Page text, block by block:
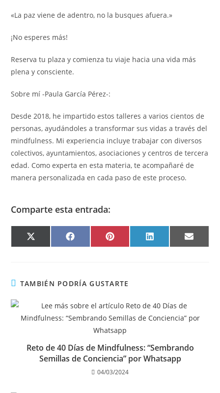
«La paz viene de adentro, no la busques afuera.»
¡No esperes más!
Reserva tu plaza y comienza tu viaje hacia una vida más
plena y consciente.
Sobre mí -Paula García Pérez-:
Desde 2018, he impartido estos talleres a varios cientos de
personas, ayudándoles a transformar sus vidas a través del
mindfulness. Mi experiencia incluye trabajar con diversos
colectivos, ayuntamientos, asociaciones y centros de tercera
edad. Como experta en esta materia, te acompañaré de
manera personalizada en cada paso de este proceso.
Comparte esta entrada:
X
(
E
R
F
A
K
P
I
S
T
L
I
E
M
TAMBIÉN PODRÍA GUSTARTE
Reto de 40 Días de Mindfulness: “Sembrando
Semillas de Conciencia” por Whatsapp
04/03/2024